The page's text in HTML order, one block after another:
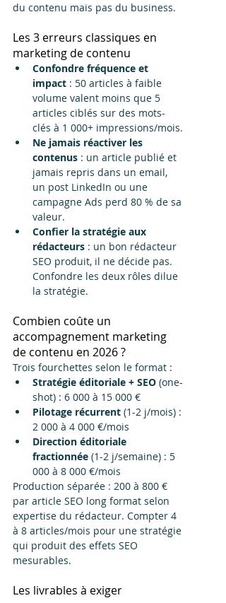
du contenu mais pas du business.
Les 3 erreurs classiques en
marketing de contenu
Confondre fréquence et
impact : 50 articles à faible
volume valent moins que 5
articles ciblés sur des mots-
clés à 1 000+ impressions/mois.
Ne jamais réactiver les
contenus : un article publié et
jamais repris dans un email,
un post LinkedIn ou une
campagne Ads perd 80 % de sa
valeur.
Confier la stratégie aux
rédacteurs : un bon rédacteur
SEO produit, il ne décide pas.
Confondre les deux rôles dilue
la stratégie.
Combien coûte un
accompagnement marketing
de contenu en 2026 ?
Trois fourchettes selon le format :
Stratégie éditoriale + SEO (one-
shot) : 6 000 à 15 000 €
Pilotage récurrent (1-2 j/mois) :
2 000 à 4 000 €/mois
Direction éditoriale
fractionnée (1-2 j/semaine) : 5
000 à 8 000 €/mois
Production séparée : 200 à 800 €
par article SEO long format selon
expertise du rédacteur. Compter 4
à 8 articles/mois pour une stratégie
qui produit des effets SEO
mesurables.
Les livrables à exiger